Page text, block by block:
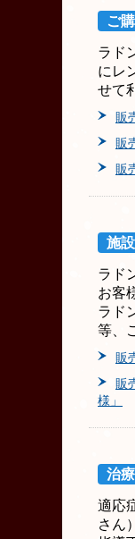
ご
ラド
にレ
せて
販
販
販
施
ラド
お客
ラド
等、
販
販
様」
治
適応
さん